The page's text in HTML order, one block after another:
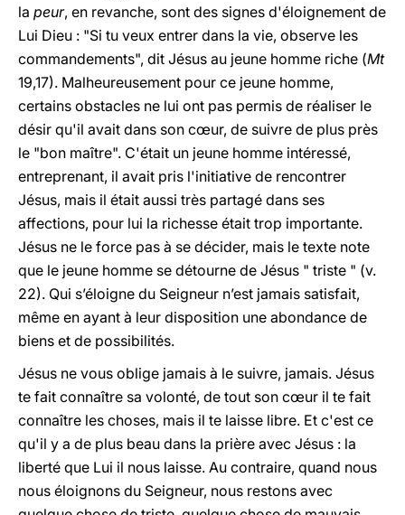
la peur, en revanche, sont des signes d'éloignement de
Lui Dieu : "Si tu veux entrer dans la vie, observe les
commandements", dit Jésus au jeune homme riche (Mt
19,17). Malheureusement pour ce jeune homme,
certains obstacles ne lui ont pas permis de réaliser le
désir qu'il avait dans son cœur, de suivre de plus près
le "bon maître". C'était un jeune homme intéressé,
entreprenant, il avait pris l'initiative de rencontrer
Jésus, mais il était aussi très partagé dans ses
affections, pour lui la richesse était trop importante.
Jésus ne le force pas à se décider, mais le texte note
que le jeune homme se détourne de Jésus " triste " (v.
22). Qui s’éloigne du Seigneur n’est jamais satisfait,
même en ayant à leur disposition une abondance de
biens et de possibilités.
Jésus ne vous oblige jamais à le suivre, jamais. Jésus
te fait connaître sa volonté, de tout son cœur il te fait
connaître les choses, mais il te laisse libre. Et c'est ce
qu'il y a de plus beau dans la prière avec Jésus : la
liberté que Lui il nous laisse. Au contraire, quand nous
nous éloignons du Seigneur, nous restons avec